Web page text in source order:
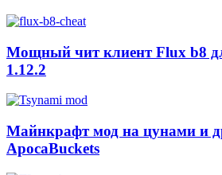
Мощный чит клиент Flux b8
1.12.2
Майнкрафт мод на цунами и
ApocaBuckets